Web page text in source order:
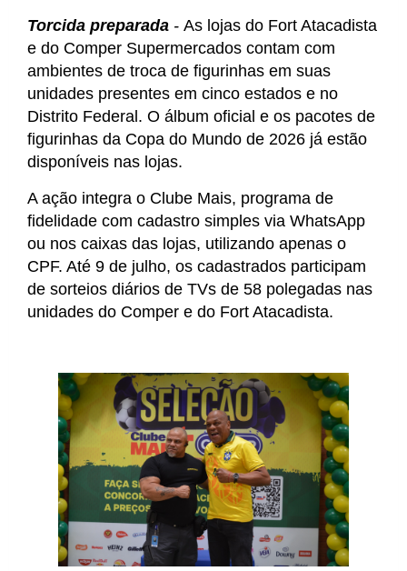
Torcida preparada - As lojas do Fort Atacadista
e do Comper Supermercados contam com
ambientes de troca de figurinhas em suas
unidades presentes em cinco estados e no
Distrito Federal. O álbum oficial e os pacotes de
figurinhas da Copa do Mundo de 2026 já estão
disponíveis nas lojas.
A ação integra o Clube Mais, programa de
fidelidade com cadastro simples via WhatsApp
ou nos caixas das lojas, utilizando apenas o
CPF. Até 9 de julho, os cadastrados participam
de sorteios diários de TVs de 58 polegadas nas
unidades do Comper e do Fort Atacadista.